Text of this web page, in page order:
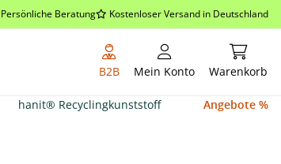
Persönliche Beratung Kostenloser Versand in Deutschland
B2B Mein Konto Warenkorb
hanit® Recyclingkunststoff Angebote %